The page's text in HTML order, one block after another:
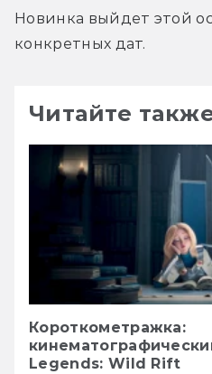
Новинка выйдет этой
конкретных дат.
Читайте
Короткометражка:
Legends: Wild Rift